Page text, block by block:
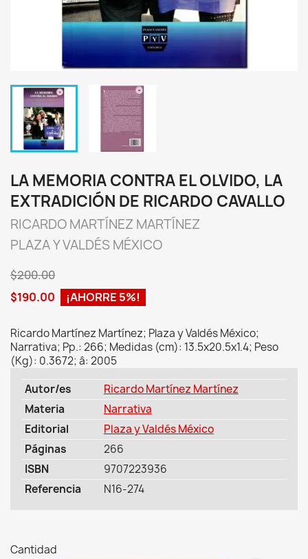
LA MEMORIA CONTRA EL OLVIDO, LA
EXTRADICIÓN DE RICARDO CAVALLO
RICARDO MARTÍNEZ MARTÍNEZ
PLAZA Y VALDÉS MÉXICO
$200.00
$190.00
¡AHORRE 5%!
Ricardo Martínez Martínez; Plaza y Valdés México;
Narrativa; Pp.: 266; Medidas (cm): 13.5x20.5x1.4; Peso
(Kg): 0.3672; â: 2005
Autor/es
Ricardo Martínez Martínez
Materia
Narrativa
Editorial
Plaza y Valdés México
Páginas
266
ISBN
9707223936
Referencia
N16-274
Cantidad